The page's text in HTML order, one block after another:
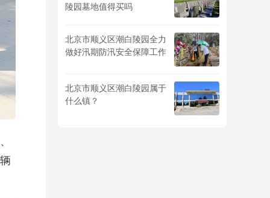
陵园墓地值得买吗
北京市顺义区潮白陵园全力
做好汛期防汛安全保障工作
北京市顺义区潮白陵园属于
什么镇？